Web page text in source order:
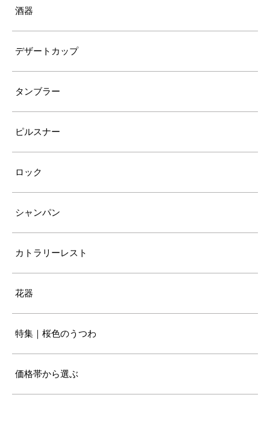
酒器
デザートカップ
タンブラー
ピルスナー
ロック
シャンパン
カトラリーレスト
花器
特集｜桜色のうつわ
価格帯から選ぶ